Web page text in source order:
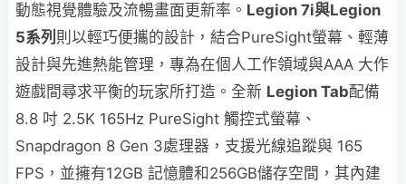
動態視覺體驗及流暢畫面更新率。 Legion 7i與Legion
5系列 則以輕巧便攜的設計，結合PureSight螢幕、輕薄
設計與先進熱能管理，專為在個人工作領域與AAA 大作
遊戲間尋求平衡的玩家所打造。全新 Legion Tab配備
8.8 吋 2.5K 165Hz PureSight 觸控式螢幕、
Snapdragon 8 Gen 3處理器，支援光線追蹤與 165
FPS，並擁有12GB 記憶體和256GB儲存空間，其內建